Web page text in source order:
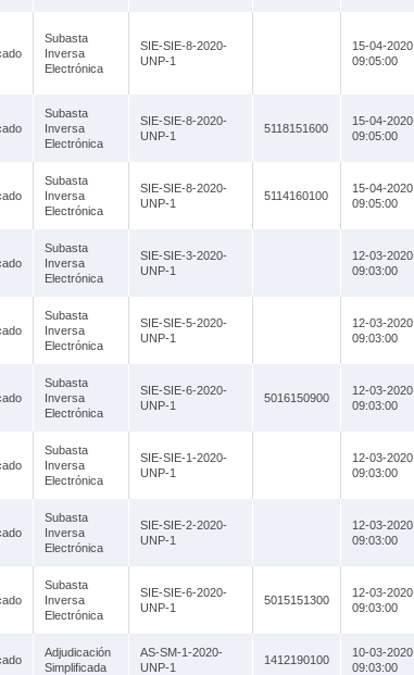
Subasta
Inversa
Electrónica
SIE-SIE-8-2020-
UNP-1
15-04-2020
09:05:00
Subasta
Inversa
Electrónica
SIE-SIE-8-2020-
UNP-1
5118151600
15-04-2020
09:05:00
Subasta
Inversa
Electrónica
SIE-SIE-8-2020-
UNP-1
5114160100
15-04-2020
09:05:00
Subasta
Inversa
Electrónica
SIE-SIE-3-2020-
UNP-1
12-03-2020
09:03:00
Subasta
Inversa
Electrónica
SIE-SIE-5-2020-
UNP-1
12-03-2020
09:03:00
Subasta
Inversa
Electrónica
SIE-SIE-6-2020-
UNP-1
5016150900
12-03-2020
09:03:00
Subasta
Inversa
Electrónica
SIE-SIE-1-2020-
UNP-1
12-03-2020
09:03:00
Subasta
Inversa
Electrónica
SIE-SIE-2-2020-
UNP-1
12-03-2020
09:03:00
Subasta
Inversa
Electrónica
SIE-SIE-6-2020-
UNP-1
5015151300
12-03-2020
09:03:00
Adjudicación
Simplificada
AS-SM-1-2020-
UNP-1
1412190100
10-03-2020
09:03:00